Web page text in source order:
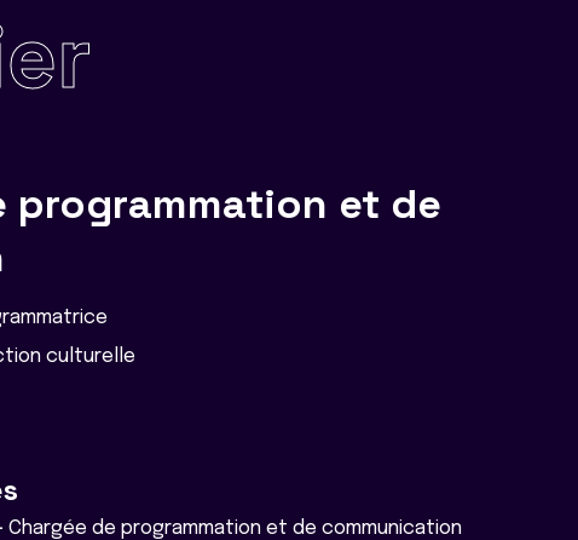
programmation et de
culturelle
Chargée de programmation et de communication